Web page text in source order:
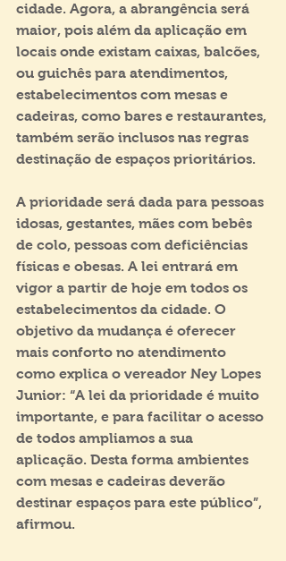
cidade. Agora, a abrangência será
maior, pois além da aplicação em
locais onde existam caixas, balcões,
ou guichês para atendimentos,
estabelecimentos com mesas e
cadeiras, como bares e restaurantes,
também serão inclusos nas regras
destinação de espaços prioritários.
A prioridade será dada para pessoas
idosas, gestantes, mães com bebês
de colo, pessoas com deficiências
físicas e obesas. A lei entrará em
vigor a partir de hoje em todos os
estabelecimentos da cidade. O
objetivo da mudança é oferecer
mais conforto no atendimento
como explica o vereador Ney Lopes
Junior: “A lei da prioridade é muito
importante, e para facilitar o acesso
de todos ampliamos a sua
aplicação. Desta forma ambientes
com mesas e cadeiras deverão
destinar espaços para este público”,
afirmou.